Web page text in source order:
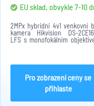
EU sklad, obvykle 7-10
2MPx hybridní 4v1 venkovní
kamera Hikvision DS-
LFS s monofokálním
ohniskovou vzdáleností
30m. Formáty...
Pro zobrazení ceny se
přihlaste